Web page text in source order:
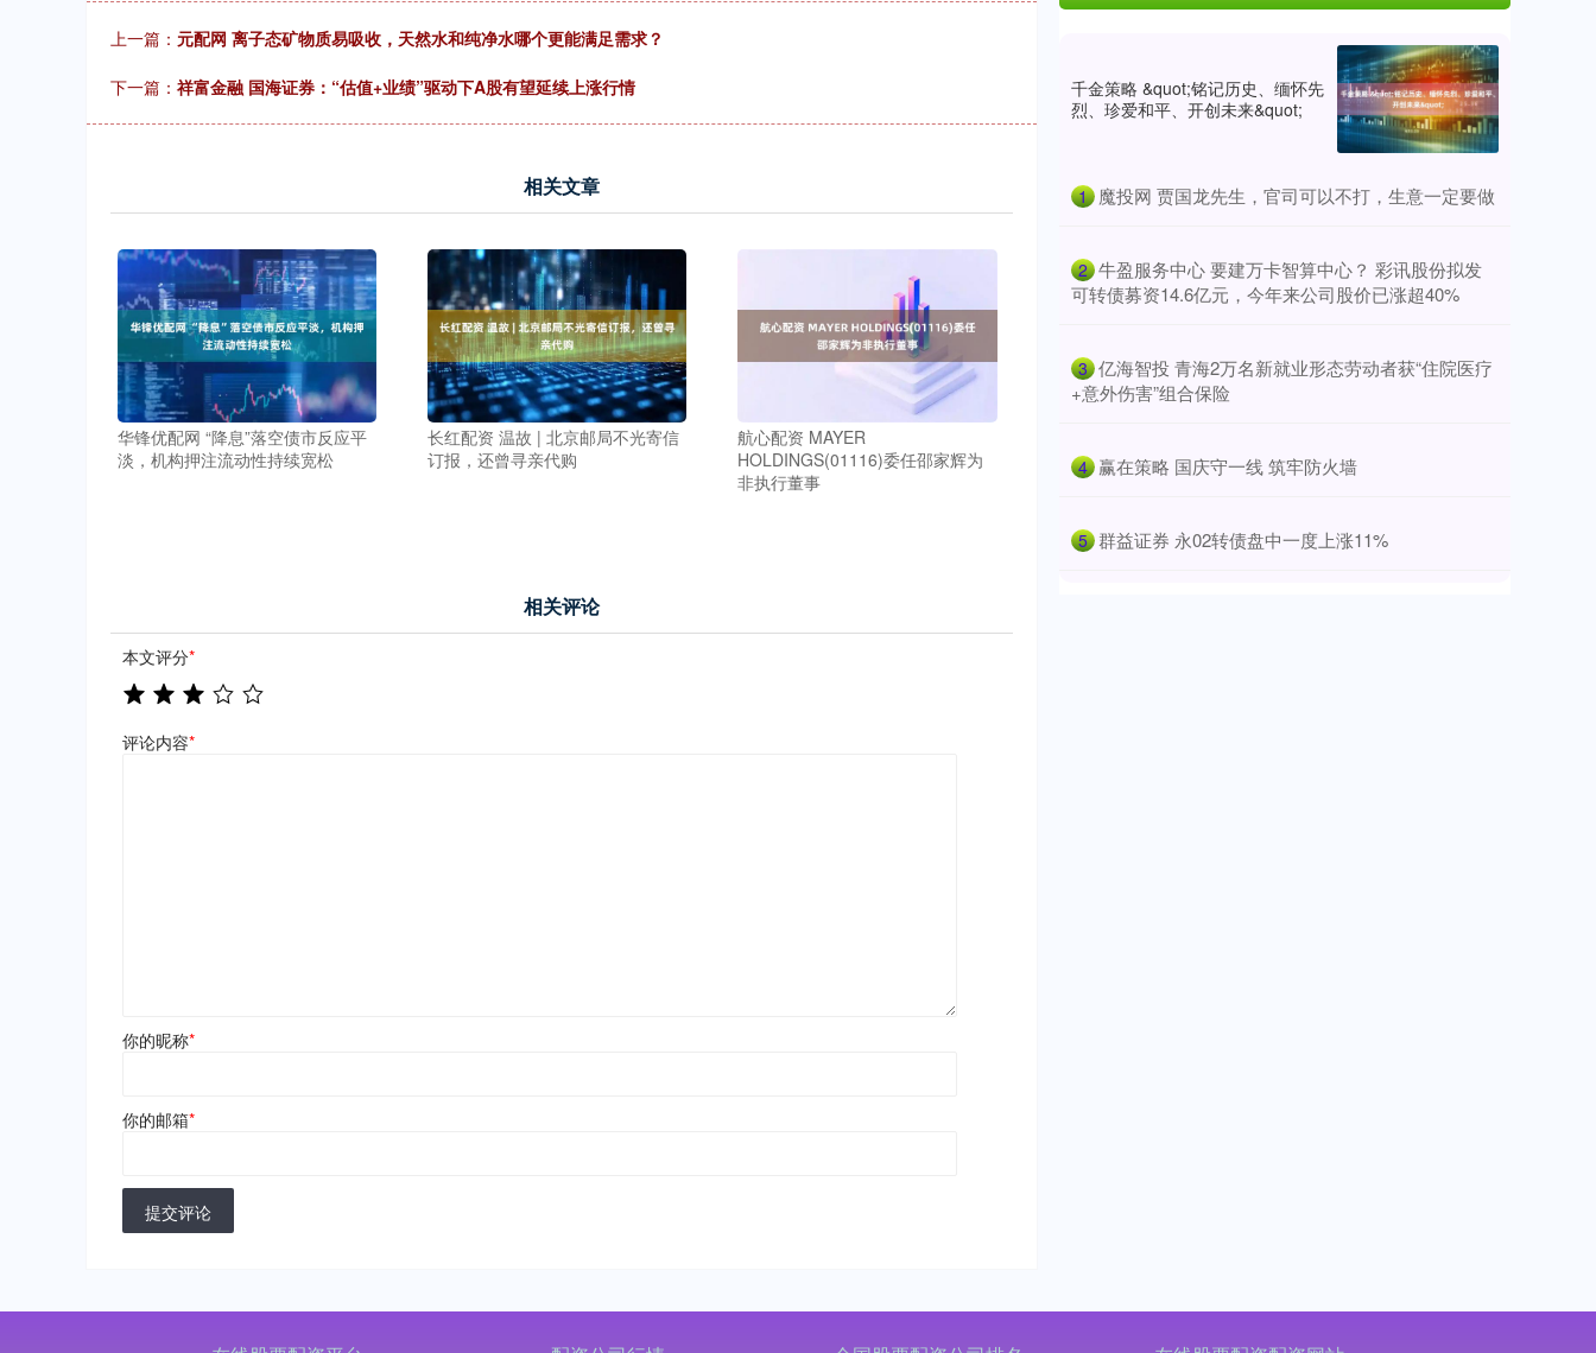
上一篇： 元配网 离子态矿物质易吸收，天然水和纯净水哪个更能满足需求？
下一篇： 祥富金融 国海证券：“估值+业绩”驱动下A股有望延续上涨行情
相关文章
华锋优配网 “降息”落空债市反应平
淡，机构押注流动性持续宽松
长红配资 温故 | 北京邮局不光寄信
订报，还曾寻亲代购
航心配资 MAYER
HOLDINGS(01116)委任邵家辉为
非执行董事
相关评论
本文评分*
评论内容*
你的昵称*
你的邮箱*
提交评论
千金策略 &quot;铭记历史、缅怀先
烈、珍爱和平、开创未来&quot;
1 ​魔投网 贾国龙先生，官司可以不打，生意一定要做
2 ​牛盈服务中心 要建万卡智算中心？ 彩讯股份拟发
可转债募资14.6亿元，今年来公司股价已涨超40%
3 ​亿海智投 青海2万名新就业形态劳动者获“住院医疗
+意外伤害”组合保险
4 ​赢在策略 国庆守一线 筑牢防火墙
5 ​群益证券 永02转债盘中一度上涨11%